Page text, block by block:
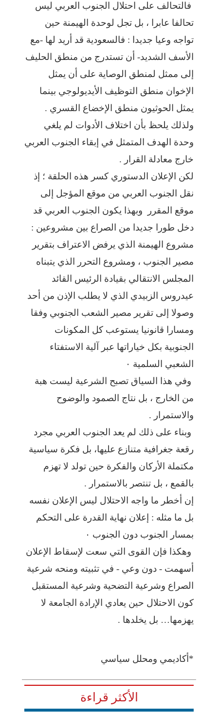
فالتحالف على احتلال الجنوب العربي ليس
تحالفا عابرا ، بل تجل لوحدة الهيمنة حين
تواجه وعيا جديدا : فالسعودية قد أريد لها -مع
الأسف الشديد- أن تستدرج من منطق الحليف
إلى ممثل لمنطق الوصاية على أن يمثل
الإخوان منطق التوظيف الأيديولوجي بينما
يمثل الحوثيون منطق الإخضاع القسري .
ولذلك يلحظ بأن اختلاف الأدوات لم يلغي
وحدة الهدف المتمثل في إبقاء الجنوب العربي
خارج معادلة القرار .
لكن الإعلان الدستوري كسر هذه الحلقة ؛ إذ
نقل الجنوب العربي من موقع المؤجل إلى
موقع المقرر وبهذا يكون الجنوب العربي قد
دخل طورا جديدا من الصراع بين مشروعين :
مشروع الهيمنة الذي يرفض الاعتراف بتقرير
مصير الجنوب ، ومشروع التحرر الذي يتبناه
المجلس الانتقالي بقيادة الرئيس القائد
عيدروس الزبيدي الذي لا يطلب الإذن من أحد
وصولا إلى تقرير مصير الشعب الجنوبي وفقا
ومسارا قانونيا يستوعب كل المكونات
الجنوبية بكل خياراتها عبر آلية الاستفتاء
الشعبي السلمية ٠
وفي هذا السياق تصبح الشرعية ليست هبة
من الخارج ، بل نتاج الصمود والوضوح
والاستمرار .
وبناء على ذلك لم يعد الجنوب العربي مجرد
رقعة جغرافية متنازع عليها، بل فكرة سياسية
مكتملة الأركان والفكرة حين تولد لا تهزم
بالقمع ، بل تنتصر بالاستمرار .
إن أخطر ما واجه الاحتلال ليس الإعلان نفسه
بل ما مثله : إعلان نهاية القدرة على التحكم
بمسار الجنوب دون الجنوب ٠
وهكذا فإن القوى التي سعت لإسقاط الإعلان
أسهمت - دون وعي - في تثبيته ومنحه شرعية
الصراع وشرعية التضحية وشرعية المستقبل
كون الاحتلال حين يعادي الإرادة الجامعة لا
يهزمها… بل يخلدها .
*أكاديمي ومحلل سياسي
الأكثر قراءة